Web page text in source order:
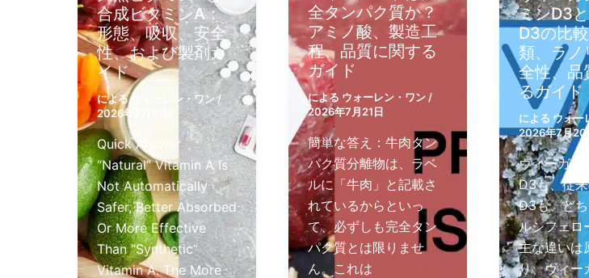
合成ビタミンA：
形態、吸収、安全
性、および製剤ガ
イド
によるウォーレン・ワン/
2026年7月21日
Quick Answer
“Natural” Vitamin A Is
Not Automatically
Safer, Better Absorbed
Or More Effective
Than “synthetic”
Vitamin A. The More
全タンパク質か？
アミノ酸、製造工
程、品質に関する
ガイド
による ウォーレン・ワン /
2026年7月21日
簡単な答え：牛肉タン
パク質分離物は、ラベ
ルに「牛肉」と記載さ
れているからといっ
て、必ずしも完全タン
パク質とは限りませ
ん。これは
ミンD3
D3の比
類、ラノ
全性、品
るガイド
による ウォー
2026年7月20
ヴィーガン
D3も、従
D3も、ど
ルシフェロ
主な違いは
り、ヴィー